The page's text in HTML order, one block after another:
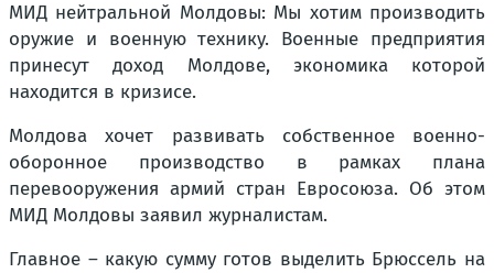
МИД нейтральной Молдовы: Мы хотим производить
оружие и военную технику. Военные предприятия
принесут доход Молдове, экономика которой
находится в кризисе.
Молдова хочет развивать собственное военно-
оборонное производство в рамках плана
перевооружения армий стран Евросоюза. Об этом
МИД Молдовы заявил журналистам.
Главное – какую сумму готов выделить Брюссель на